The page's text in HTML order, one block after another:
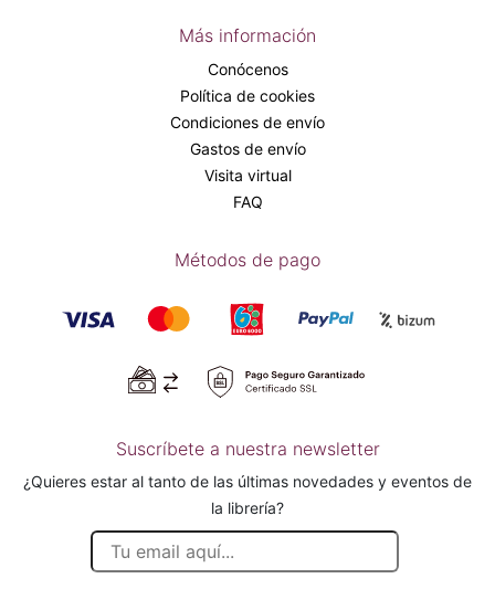
Más información
Conócenos
Política de cookies
Condiciones de envío
Gastos de envío
Visita virtual
FAQ
Métodos de pago
Suscríbete a nuestra newsletter
¿Quieres estar al tanto de las últimas novedades y eventos de
la librería?